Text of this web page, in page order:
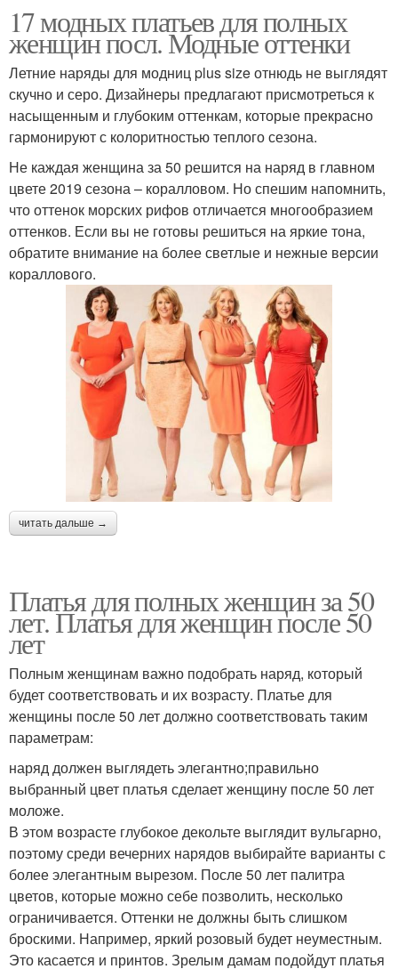
17 модных платьев для полных
женщин посл. Модные оттенки
Летние наряды для модниц plus size отнюдь не выглядят
скучно и серо. Дизайнеры предлагают присмотреться к
насыщенным и глубоким оттенкам, которые прекрасно
гармонируют с колоритностью теплого сезона.
Не каждая женщина за 50 решится на наряд в главном
цвете 2019 сезона – коралловом. Но спешим напомнить,
что оттенок морских рифов отличается многообразием
оттенков. Если вы не готовы решиться на яркие тона,
обратите внимание на более светлые и нежные версии
кораллового.
читать дальше →
Платья для полных женщин за 50
лет. Платья для женщин после 50
лет
Полным женщинам важно подобрать наряд, который
будет соответствовать и их возрасту. Платье для
женщины после 50 лет должно соответствовать таким
параметрам:
наряд должен выглядеть элегантно;правильно
выбранный цвет платья сделает женщину после 50 лет
моложе.
В этом возрасте глубокое декольте выглядит вульгарно,
поэтому среди вечерних нарядов выбирайте варианты с
более элегантным вырезом. После 50 лет палитра
цветов, которые можно себе позволить, несколько
ограничивается. Оттенки не должны быть слишком
броскими. Например, яркий розовый будет неуместным.
Это касается и принтов. Зрелым дамам подойдут платья